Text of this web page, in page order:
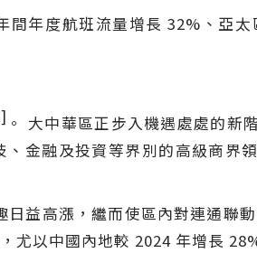
年度航班流量增長 32%、亞
。 大中華區正步入機遇處處的新
金融及投資等界別的高級商界
益高漲，繼而使區內對連通聯
以中國內地較 2024 年增長